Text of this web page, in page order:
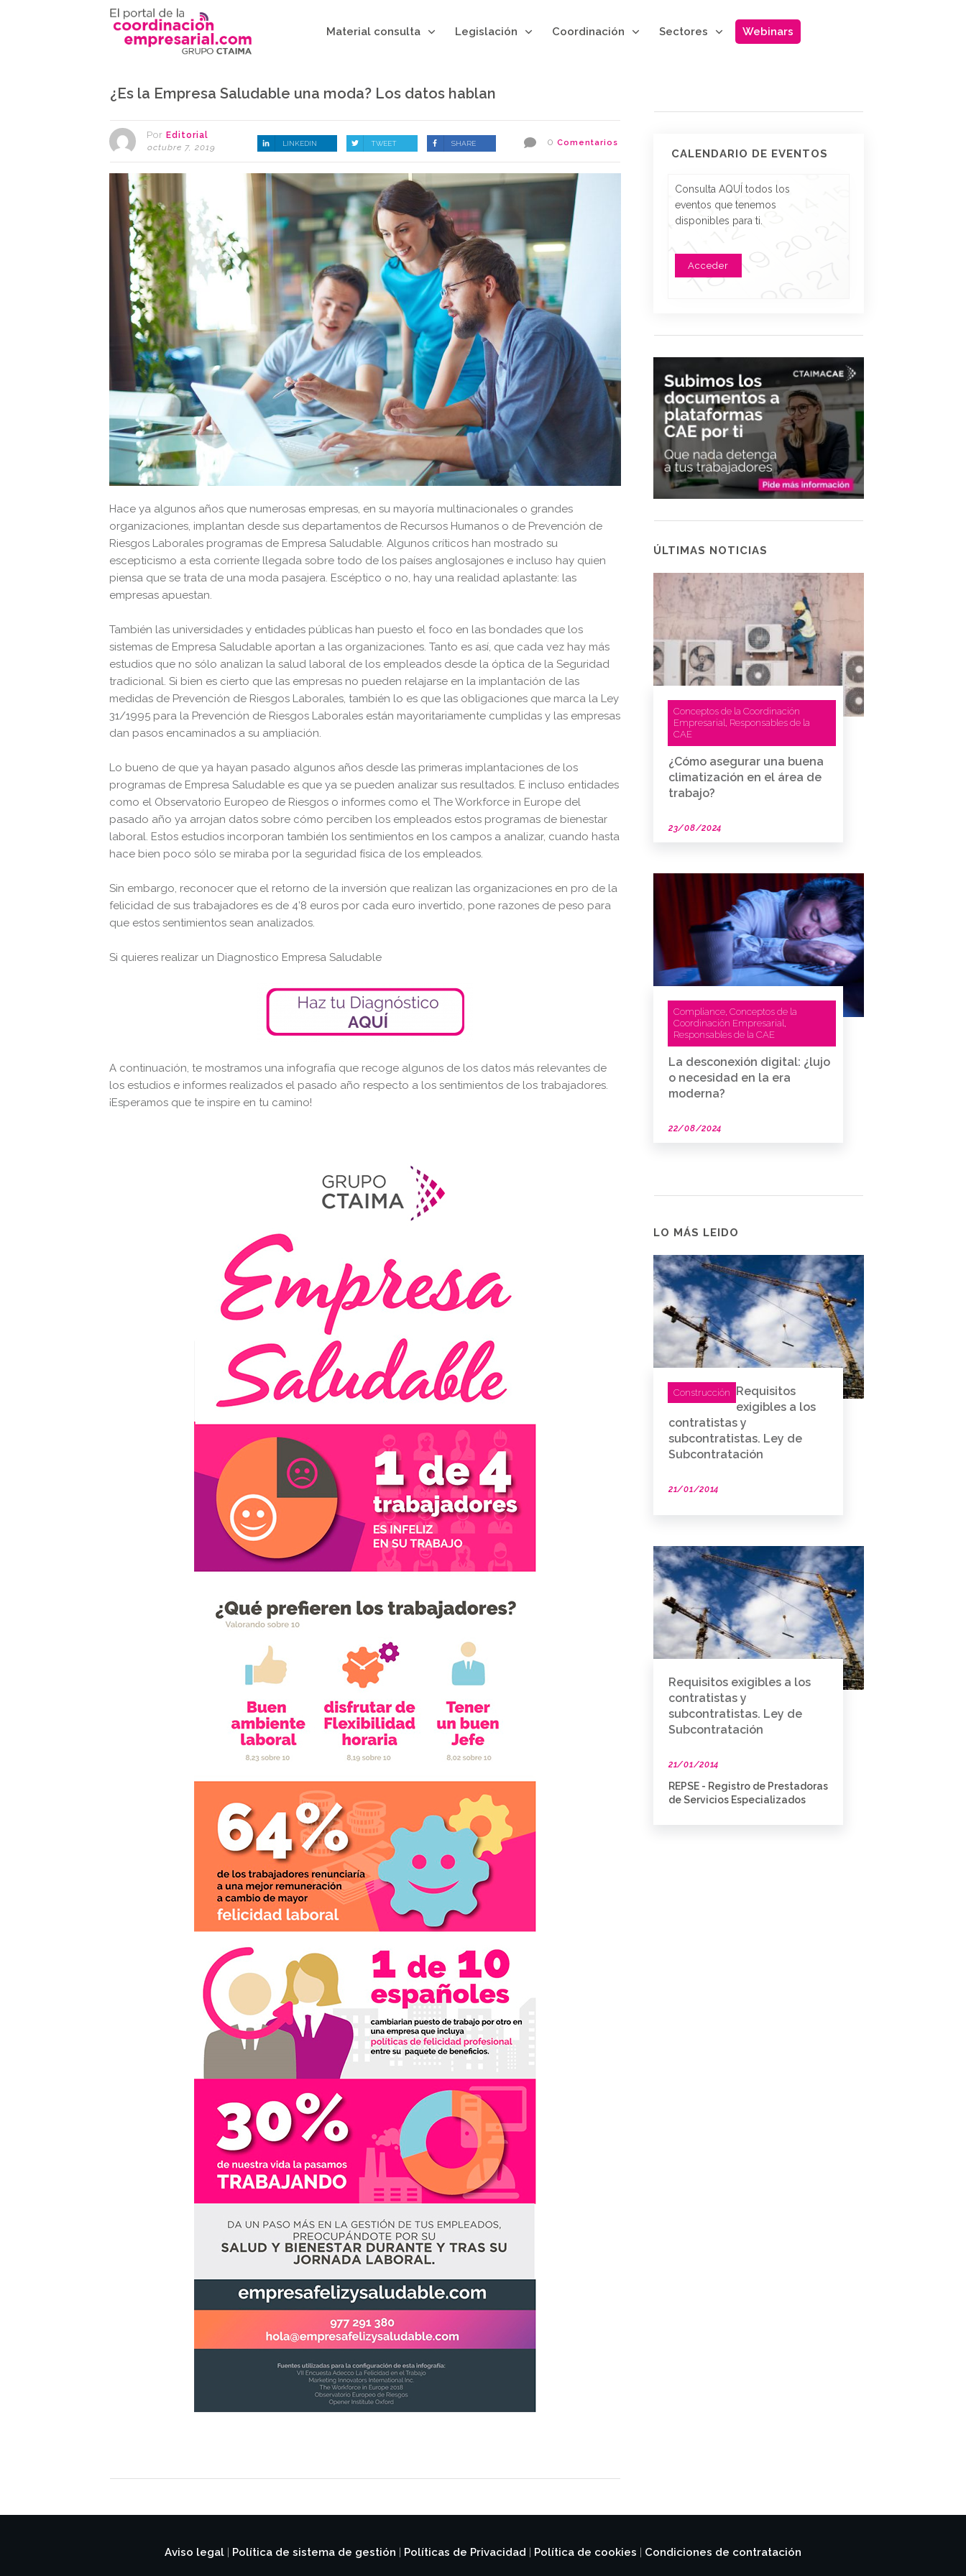
Material consulta Legislación Coordinación Sectores Webinars
¿Es la Empresa Saludable una moda? Los datos hablan
Por Editorial
octubre 7, 2019
LINKEDIN TWEET SHARE 0 Comentarios
Hace ya algunos años que numerosas empresas, en su mayoría multinacionales o grandes
organizaciones, implantan desde sus departamentos de Recursos Humanos o de Prevención de
Riesgos Laborales programas de Empresa Saludable. Algunos críticos han mostrado su
escepticismo a esta corriente llegada sobre todo de los países anglosajones e incluso hay quien
piensa que se trata de una moda pasajera. Escéptico o no, hay una realidad aplastante: las
empresas apuestan.
También las universidades y entidades públicas han puesto el foco en las bondades que los
sistemas de Empresa Saludable aportan a las organizaciones. Tanto es así, que cada vez hay más
estudios que no sólo analizan la salud laboral de los empleados desde la óptica de la Seguridad
tradicional. Si bien es cierto que las empresas no pueden relajarse en la implantación de las
medidas de Prevención de Riesgos Laborales, también lo es que las obligaciones que marca la Ley
31/1995 para la Prevención de Riesgos Laborales están mayoritariamente cumplidas y las empresas
dan pasos encaminados a su ampliación.
Lo bueno de que ya hayan pasado algunos años desde las primeras implantaciones de los
programas de Empresa Saludable es que ya se pueden analizar sus resultados. E incluso entidades
como el Observatorio Europeo de Riesgos o informes como el The Workforce in Europe del
pasado año ya arrojan datos sobre cómo perciben los empleados estos programas de bienestar
laboral. Estos estudios incorporan también los sentimientos en los campos a analizar, cuando hasta
hace bien poco sólo se miraba por la seguridad física de los empleados.
Sin embargo, reconocer que el retorno de la inversión que realizan las organizaciones en pro de la
felicidad de sus trabajadores es de 4’8 euros por cada euro invertido, pone razones de peso para
que estos sentimientos sean analizados.
Si quieres realizar un Diagnostico Empresa Saludable
A continuación, te mostramos una infografía que recoge algunos de los datos más relevantes de
los estudios e informes realizados el pasado año respecto a los sentimientos de los trabajadores.
¡Esperamos que te inspire en tu camino!
CALENDARIO DE EVENTOS
Consulta AQUÍ todos los
eventos que tenemos
disponibles para ti.
Acceder
ÚLTIMAS NOTICIAS
Conceptos de la Coordinación
Empresarial
Responsables de la
CAE
¿Cómo asegurar una buena
climatización en el área de
trabajo?
23/08/2024
Compliance Conceptos de la
Coordinación Empresarial
Responsables de la CAE
La desconexión digital: ¿lujo
o necesidad en la era
moderna?
22/08/2024
LO MÁS LEIDO
Construcción
Requisitos
exigibles a los
contratistas y
subcontratistas. Ley de
Subcontratación
21/01/2014
Requisitos exigibles a los
contratistas y
subcontratistas. Ley de
Subcontratación
21/01/2014
REPSE - Registro de Prestadoras
de Servicios Especializados
Aviso legal Política de sistema de gestión Políticas de Privacidad Política de cookies Condiciones de contratación